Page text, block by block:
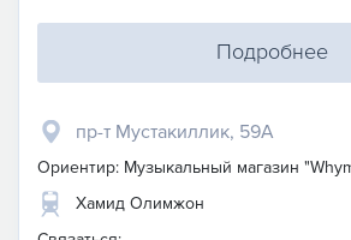
Подробнее
пр-т Мустакиллик, 59A
Ориентир: Музыкальный магазин
Хамид Олимжон